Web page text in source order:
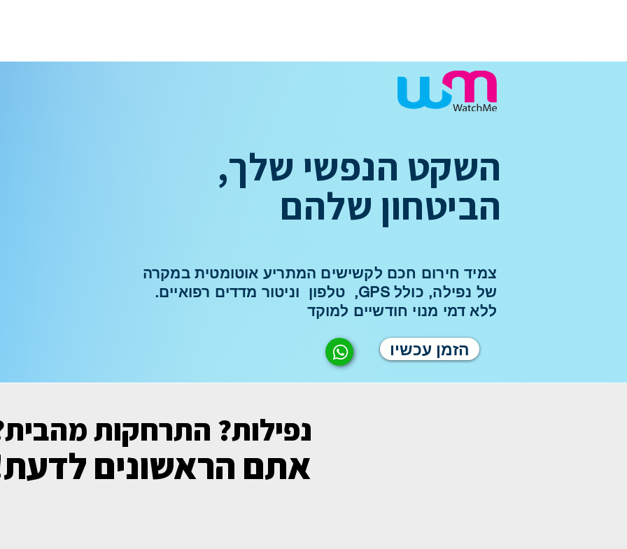
השקט הנפשי שלך,
הביטחון שלהם
צמיד חירום חכם לקשישים המתריע אוטומטית במקרה
של נפילה, כולל GPS, טלפון וניטור מדדים רפואיים.
ללא דמי מנוי חודשיים למוקד
הזמן עכשיו
נפילות? התרחקות
אתם הראשונים